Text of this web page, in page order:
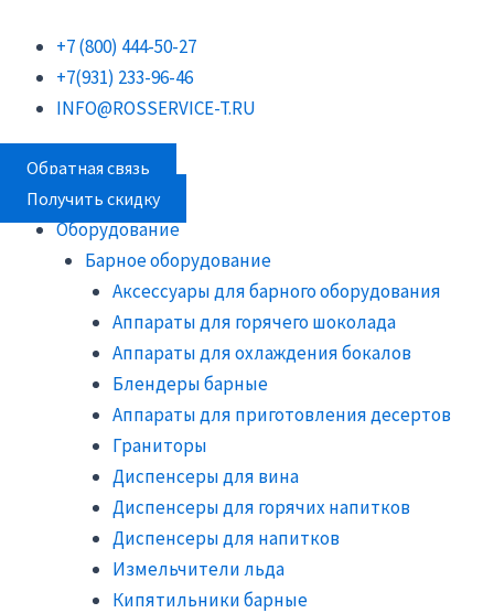
содержимому
+7 (800) 444-50-27
+7(931) 233-96-46
INFO@ROSSERVICE-T.RU
Обратная связь
Получить скидку
Оборудование
Барное оборудование
Аксессуары для барного оборудования
Аппараты для горячего шоколада
Аппараты для охлаждения бокалов
Блендеры барные
Аппараты для приготовления десертов
Граниторы
Диспенсеры для вина
Диспенсеры для горячих напитков
Диспенсеры для напитков
Измельчители льда
Кипятильники барные
товаров
товаров
товаров